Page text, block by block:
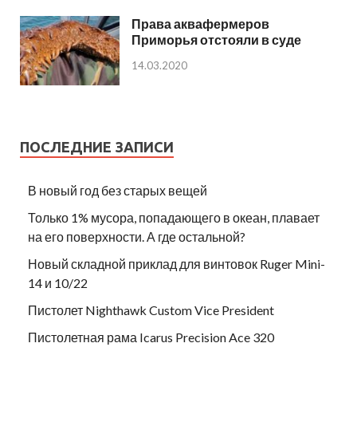
Права аквафермеров
Приморья отстояли в суде
14.03.2020
ПОСЛЕДНИЕ ЗАПИСИ
В новый год без старых вещей
Только 1% мусора, попадающего в океан, плавает
на его поверхности. А где остальной?
Новый складной приклад для винтовок Ruger Mini-
14 и 10/22
Пистолет Nighthawk Custom Vice President
Пистолетная рама Icarus Precision Ace 320